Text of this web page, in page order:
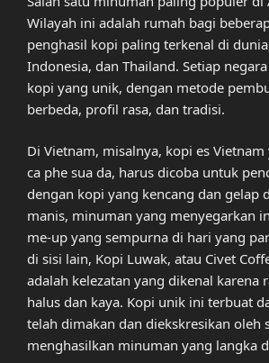
Wilayah ini adalah rumah bagi
penghasil kopi paling terkenal di
Indonesia, dan Thailand. Setiap
kopi yang unik, dengan metode
berbeda, profil rasa, dan tradisi.
Di Vietnam, misalnya, kopi es
ca phe sua da, harus dicoba untuk
dengan kopi yang kencang dan gelap
manis, minuman yang menyegarkan
me-up yang sempurna di hari yang
di sisi lain, Kopi Luwak, atau Civet
adalah kelezatan yang dikenal karena
halus dan kaya. Kopi unik ini terbuat
telah dimakan dan diekskresikan oleh
menghasilkan minuman yang langka